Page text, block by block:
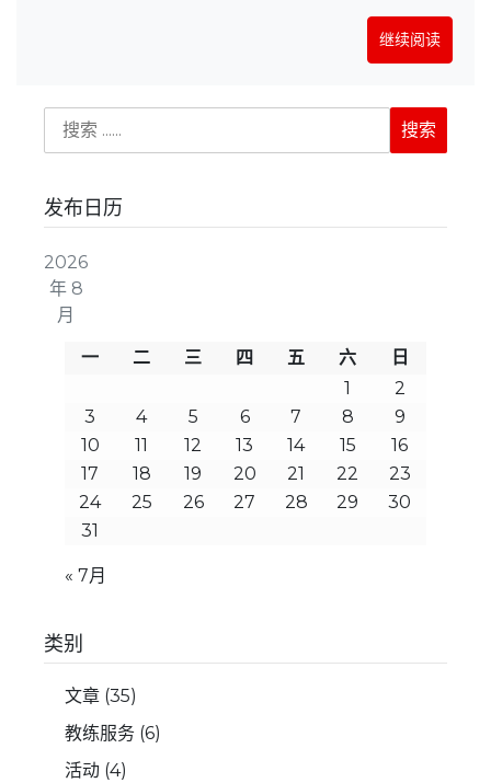
继续阅读
发布日历
2026
年 8
月
一 二 三 四 五 六
日
1
2
3
4 5 6 7 8
9
10
11 12 13 14 15
16
17
18 19 20 21 22
23
24
25 26 27 28 29
30
31
« 7月
类别
文章(35)
教练服务(6)
活动(4)